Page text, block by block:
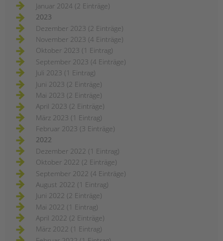
Januar 2024 (2 Einträge)
2023
Dezember 2023 (2 Einträge)
November 2023 (4 Einträge)
Oktober 2023 (1 Eintrag)
September 2023 (4 Einträge)
Juli 2023 (1 Eintrag)
Juni 2023 (2 Einträge)
Mai 2023 (2 Einträge)
April 2023 (2 Einträge)
März 2023 (1 Eintrag)
Februar 2023 (3 Einträge)
2022
Dezember 2022 (1 Eintrag)
Oktober 2022 (2 Einträge)
September 2022 (4 Einträge)
August 2022 (1 Eintrag)
Juni 2022 (2 Einträge)
Mai 2022 (1 Eintrag)
April 2022 (2 Einträge)
März 2022 (1 Eintrag)